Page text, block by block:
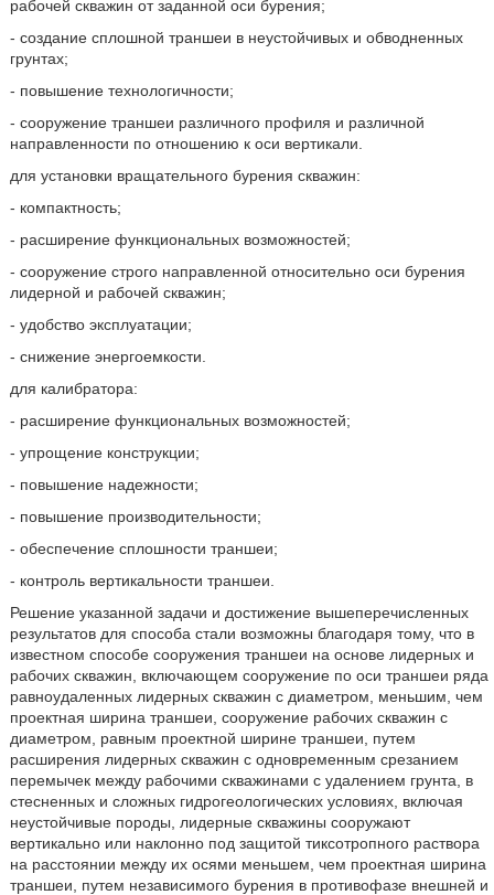
рабочей скважин от заданной оси бурения;
- создание сплошной траншеи в неустойчивых и обводненных
грунтах;
- повышение технологичности;
- сооружение траншеи различного профиля и различной
направленности по отношению к оси вертикали.
для установки вращательного бурения скважин:
- компактность;
- расширение функциональных возможностей;
- сооружение строго направленной относительно оси бурения
лидерной и рабочей скважин;
- удобство эксплуатации;
- снижение энергоемкости.
для калибратора:
- расширение функциональных возможностей;
- упрощение конструкции;
- повышение надежности;
- повышение производительности;
- обеспечение сплошности траншеи;
- контроль вертикальности траншеи.
Решение указанной задачи и достижение вышеперечисленных
результатов для способа стали возможны благодаря тому, что в
известном способе сооружения траншеи на основе лидерных и
рабочих скважин, включающем сооружение по оси траншеи ряда
равноудаленных лидерных скважин с диаметром, меньшим, чем
проектная ширина траншеи, сооружение рабочих скважин с
диаметром, равным проектной ширине траншеи, путем
расширения лидерных скважин с одновременным срезанием
перемычек между рабочими скважинами с удалением грунта, в
стесненных и сложных гидрогеологических условиях, включая
неустойчивые породы, лидерные скважины сооружают
вертикально или наклонно под защитой тиксотропного раствора
на расстоянии между их осями меньшем, чем проектная ширина
траншеи, путем независимого бурения в противофазе внешней и